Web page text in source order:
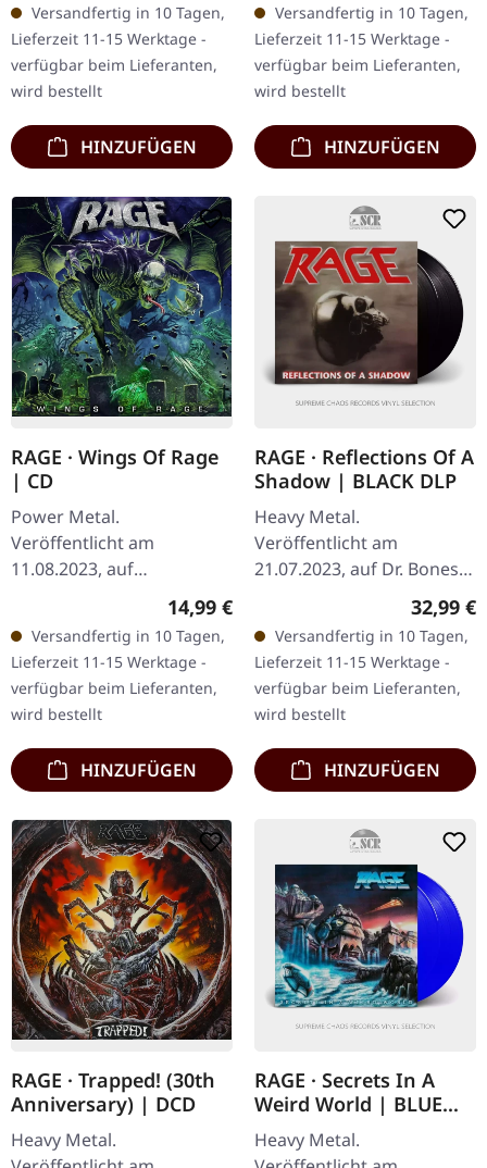
Thrash-Metal-Legenden
Rage haben mit „A New
World Rising"…
Versandfertig in 10 Tagen,
Lieferzeit 11-15 Werktage -
verfügbar beim Lieferanten,
wird bestellt
HINZUFÜGEN
Beginning 1:31 End Of
Illusions 3:48 Under A
Black Crown 4:00…
Versandfertig in 10 Tagen,
Lieferzeit 11-15 Werktage -
verfügbar beim Lieferanten,
wird bestellt
HINZUFÜGEN
RAGE · Wings Of Rage
| CD
Power Metal.
Veröffentlicht am
11.08.2023, auf
Steamhammer. Jewelcase.
True 5:01 Let Them Rest in
Peace 4:30 Chasing The
Twilight Zone 4:30
Tomorrow…
Regulärer Preis:
14,99 €
Versandfertig in 10 Tagen,
Lieferzeit 11-15 Werktage -
verfügbar beim Lieferanten,
wird bestellt
HINZUFÜGEN
RAGE · Reflections Of A
Shadow | BLACK DLP
Heavy Metal.
Veröffentlicht am
21.07.2023, auf Dr. Bones.
Schwarzes Doppel-Vinyl.
SIDE A Introduction (A Bit
More Of Green) Thats
Human Bondage True…
32,99 €
Versandfertig in 10 Tagen,
Lieferzeit 11-15 Werktage -
verfügbar beim Lieferanten,
wird bestellt
HINZUFÜGEN
RAGE · Trapped! (30th
Anniversary) | DCD
Heavy Metal.
RAGE · Secrets In A
Weird World | BLUE
DLP
Heavy Metal.